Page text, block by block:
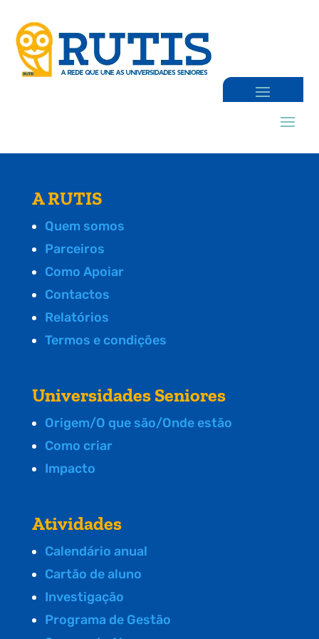
A RUTIS
Quem somos
Parceiros
Como Apoiar
Contactos
Relatórios
Termos e condições
Universidades Seniores
Origem/O que são/Onde estão
Como criar
Impacto
Atividades
Calendário anual
Cartão de aluno
Investigação
Programa de Gestão